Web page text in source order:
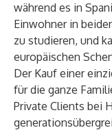
während es in
Einwohner in
zu studieren, und
europäischen
Der Kauf einer
für die ganze
Private Clients bei